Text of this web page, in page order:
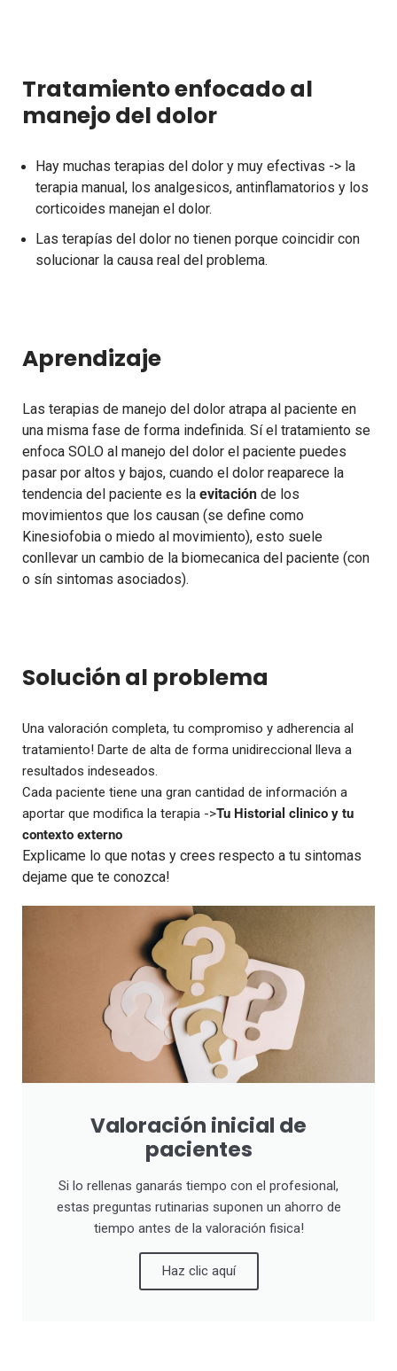
Tratamiento enfocado al
manejo del dolor
Hay muchas terapias del dolor y muy efectivas -> la
terapia manual, los analgesicos, antinflamatorios y los
corticoides manejan el dolor.
Las terapías del dolor no tienen porque coincidir con
solucionar la causa real del problema.
Aprendizaje
Las terapias de manejo del dolor atrapa al paciente en
una misma fase de forma indefinida. Sí el tratamiento se
enfoca SOLO al manejo del dolor el paciente puedes
pasar por altos y bajos, cuando el dolor reaparece la
tendencia del paciente es la evitación de los
movimientos que los causan (se define como
Kinesiofobia o miedo al movimiento), esto suele
conllevar un cambio de la biomecanica del paciente (con
o sín sintomas asociados).
Solución al problema
Una valoración completa, tu compromiso y adherencia al
tratamiento! Darte de alta de forma unidireccional lleva a
resultados indeseados.
Cada paciente tiene una gran cantidad de información a
aportar que modifica la terapia ->Tu Historial clinico y tu
contexto externo
Explicame lo que notas y crees respecto a tu sintomas
dejame que te conozca!
Valoración inicial de
pacientes
Si lo rellenas ganarás tiempo con el profesional,
estas preguntas rutinarias suponen un ahorro de
tiempo antes de la valoración fisica!
Haz clic aquí